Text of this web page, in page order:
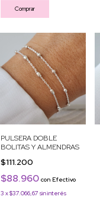
Comprar
PULSERA DOBLE
BOLITAS Y ALMENDRAS
$111.200
$88.960 con Efectivo
3 x$37.066,67 sin interés